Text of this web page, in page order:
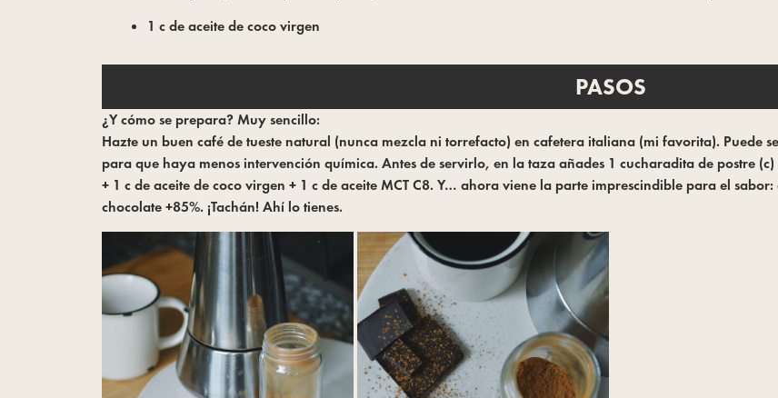
1 c de aceite de coco virgen
PASOS
¿Y cómo se prepara? Muy sencillo:
Hazte un buen café de tueste natural (nunca mezcla ni torrefacto) en cafetera italiana (mi favorita). Puede
para que haya menos intervención química. Antes de servirlo, en la taza añades 1 cucharadita de postre
+ 1 c de aceite de coco virgen + 1 c de aceite MCT C8. Y… ahora viene la parte imprescindible para el
chocolate +85%. ¡Tachán! Ahí lo tienes.